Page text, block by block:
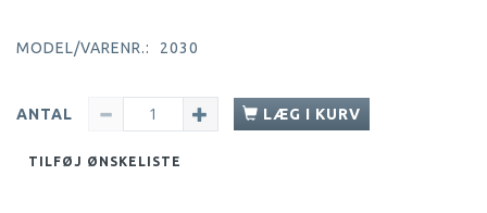
MODEL/VARENR.: 2030
ANTAL LÆG I KURV
TILFØJ ØNSKELISTE